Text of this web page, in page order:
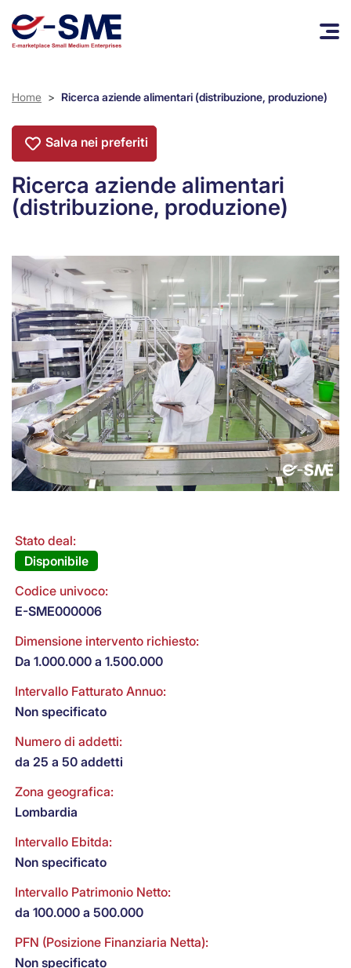
Home > Ricerca aziende alimentari (distribuzione, produzione)
Salva nei preferiti
Ricerca aziende alimentari
(distribuzione, produzione)
Stato deal:
Disponibile
Codice univoco:
E-SME000006
Dimensione intervento richiesto:
Da 1.000.000 a 1.500.000
Intervallo Fatturato Annuo:
Non specificato
Numero di addetti:
da 25 a 50 addetti
Zona geografica:
Lombardia
Intervallo Ebitda:
Non specificato
Intervallo Patrimonio Netto:
da 100.000 a 500.000
PFN (Posizione Finanziaria Netta):
Non specificato